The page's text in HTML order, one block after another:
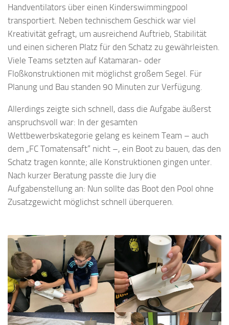
Handventilators über einen Kinderswimmingpool
transportiert. Neben technischem Geschick war viel
Kreativität gefragt, um ausreichend Auftrieb, Stabilität
und einen sicheren Platz für den Schatz zu gewährleisten.
Viele Teams setzten auf Katamaran- oder
Floßkonstruktionen mit möglichst großem Segel. Für
Planung und Bau standen 90 Minuten zur Verfügung.
Allerdings zeigte sich schnell, dass die Aufgabe äußerst
anspruchsvoll war: In der gesamten
Wettbewerbskategorie gelang es keinem Team – auch
dem „FC Tomatensaft“ nicht –, ein Boot zu bauen, das den
Schatz tragen konnte; alle Konstruktionen gingen unter.
Nach kurzer Beratung passte die Jury die
Aufgabenstellung an: Nun sollte das Boot den Pool ohne
Zusatzgewicht möglichst schnell überqueren.